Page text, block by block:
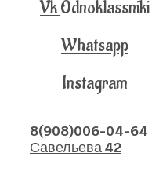
VkOdnoklassniki
Whatsapp
Instagram
8(908)006-04-64
Савельева 42